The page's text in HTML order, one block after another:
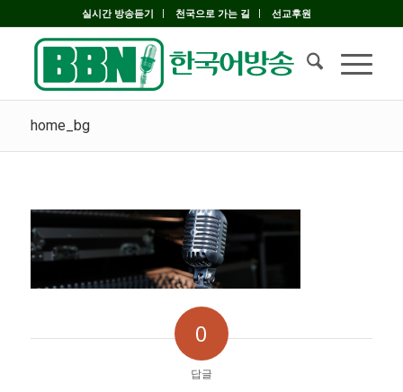
실시간 방송듣기 천국으로 가는 길 선교후원
home_bg
0
답글